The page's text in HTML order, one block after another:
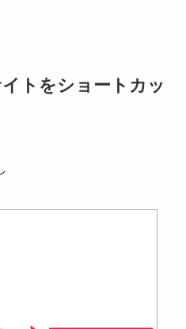
トをショートカッ